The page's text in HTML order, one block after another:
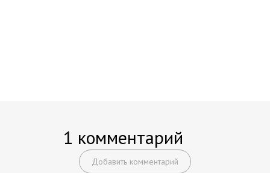
1 комментарий
Добавить комментарий